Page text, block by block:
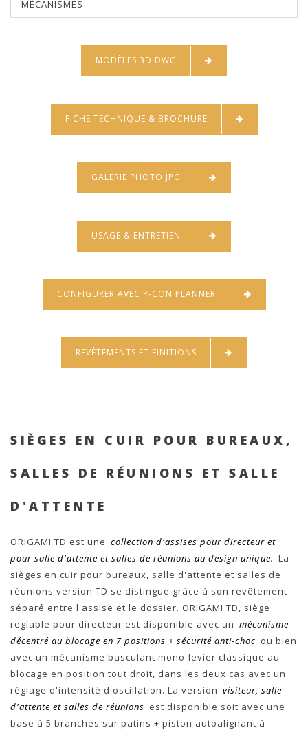
MÉCANISMES
MODÈLES 3D DWG
FICHE TECHNIQUE & BROCHURE
GALERIE PHOTO JPG
USAGE & ENTRETIEN
CONFIGURER AVEC P-CON PLANNER
REVÊTEMENTS ET FINITIONS
SIÈGES EN CUIR POUR BUREAUX,
SALLES DE RÉUNIONS ET SALLE
D'ATTENTE
ORIGAMI TD est une collection d'assises pour directeur et
pour salle d'attente et salles de réunions au design unique. La
sièges en cuir pour bureaux, salle d'attente et salles de
réunions version TD se distingue grâce à son revêtement
séparé entre l'assise et le dossier. ORIGAMI TD, siège
reglable pour directeur est disponible avec un mécanisme
décentré au blocage en 7 positions + sécurité anti-choc ou bien
avec un mécanisme basculant mono-levier classique au
blocage en position tout droit, dans les deux cas avec un
réglage d'intensité d'oscillation. La version visiteur, salle
d'attente et salles de réunions est disponible soit avec une
base à 5 branches sur patins + piston autoalignant à